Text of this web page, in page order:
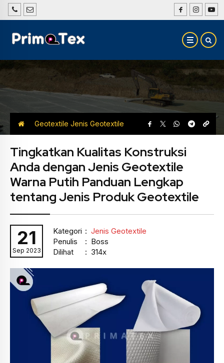
Geotextile Jenis Geotextile
Tingkatkan Kualitas Konstruksi
Anda dengan Jenis Geotextile
Warna Putih Panduan Lengkap
tentang Jenis Produk Geotextile
21
Sep 2023
Kategori : Jenis Geotextile
Penulis
: Boss
Dilihat
: 314x